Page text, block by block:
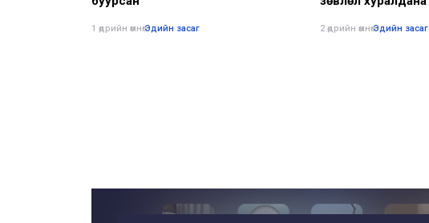
1 өдрийн өмнө•Эдийн засаг 2 өдрийн өмнө•Эдийн засаг